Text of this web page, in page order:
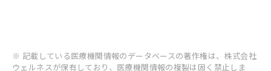
※ 記載している医療機関情報のデータベースの著作権は、株式会社
ウェルネスが保有しており、医療機関情報の複製は固く禁止しま